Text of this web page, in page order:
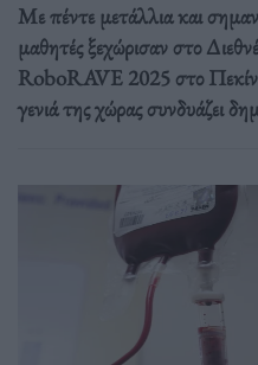
Με πέντε μετάλλια και
μαθητές ξεχώρισαν στο
RoboRAVE 2025 στο
γενιά της χώρας συνδυάζει